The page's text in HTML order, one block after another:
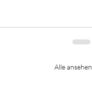
Alle ansehen